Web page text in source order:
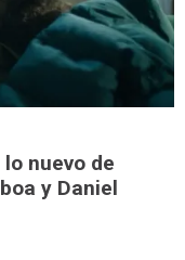
nuevo de
y Daniel